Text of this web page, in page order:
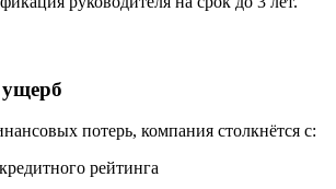
потерь, компания столкнётся с:
рейтинга